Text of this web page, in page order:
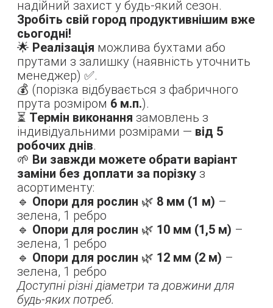
надійний захист у будь-який сезон.
Зробіть свій город продуктивнішим вже
сьогодні!
🌟 Реалізація можлива бухтами або
прутами з залишку (наявність уточнить
менеджер) ✅.
💰 (порізка відбувається з фабричного
прута розміром 6 м.п.).
⏳ Термін виконання замовлень з
індивідуальними розмірами — від 5
робочих днів.
🌱 Ви завжди можете обрати варіант
заміни без доплати за порізку з
асортименту:
🔹 Опори для рослин 🌿 8 мм (1 м) –
зелена, 1 ребро
🔹 Опори для рослин 🌿 10 мм (1,5 м) –
зелена, 1 ребро
🔹 Опори для рослин 🌿 12 мм (2 м) –
зелена, 1 ребро
Доступні різні діаметри та довжини для
будь-яких потреб.